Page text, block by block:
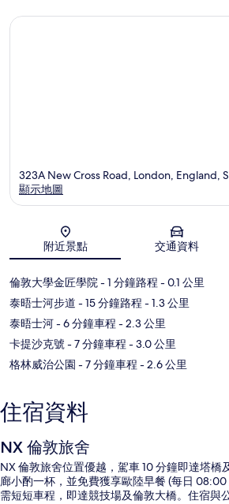
地圖
323A New Cross Road, London, England,
顯示地圖
附近景點 交通資料
倫敦大學金匠學院- 1 分鐘路程 - 0.1 公里
泰晤士河步道 - 15 分鐘路程 - 1.3 公里
泰晤士河- 6 分鐘車程 - 2.3 公里
卡提沙克號- 7 分鐘車程 - 3.0 公里
格林威治公園 - 7 分鐘車程 - 2.6 公里
住宿資料
NX 倫敦旅舍
NX 倫敦旅舍位置優越，駕車 10 分鐘即達塔
廊小酌一杯，並免費獲享歐陸早餐 (每日
需短短車程，即達競技場及倫敦大橋。住宿與